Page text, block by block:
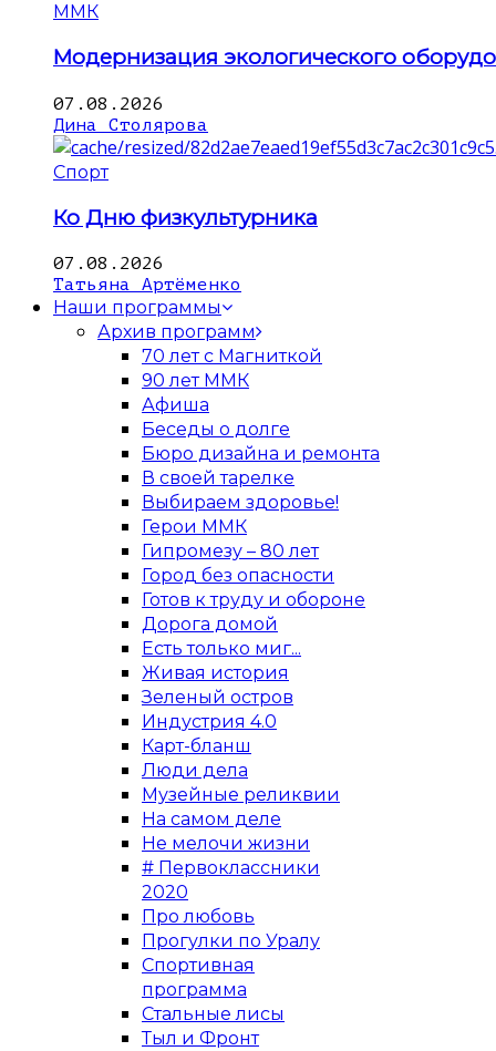
ММК
Модернизация экологического
07.08.2026
Дина Столярова
Спорт
Ко Дню физкультурника
07.08.2026
Татьяна Артёменко
Наши программы
Архив программ
70 лет с Магниткой
90 лет ММК
Афиша
Беседы о долге
Бюро дизайна и ремонта
В своей тарелке
Выбираем здоровье!
Герои ММК
Гипромезу – 80 лет
Город без опасности
Готов к труду и обороне
Дорога домой
Есть только миг...
Живая история
Зеленый остров
Индустрия 4.0
Карт-бланш
Люди дела
Музейные реликвии
На самом деле
Не мелочи жизни
# Первоклассники
2020
Про любовь
Прогулки по Уралу
Спортивная
программа
Стальные лисы
Тыл и Фронт